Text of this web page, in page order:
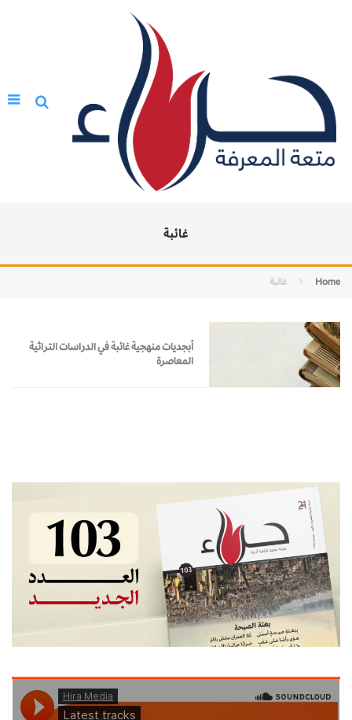
غائبة
Home غائبة
أبجديات منهجية غائبة في الدراسات التراثية
المعاصرة